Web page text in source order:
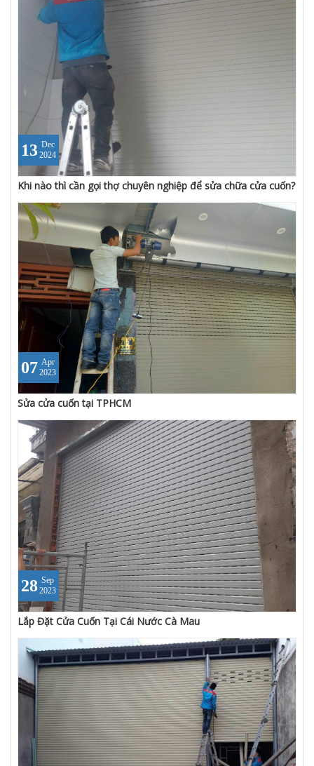
13 Dec
2024
Khi nào thì cần gọi thợ chuyên nghiệp để sửa chữa cửa cuốn?
07 Apr
2023
Sửa cửa cuốn tại TPHCM
28 Sep
2023
Lắp Đặt Cửa Cuốn Tại Cái Nước Cà Mau